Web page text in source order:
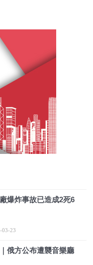
爆炸事故已造成2死6
03-23
俄方公布遭襲音樂廳